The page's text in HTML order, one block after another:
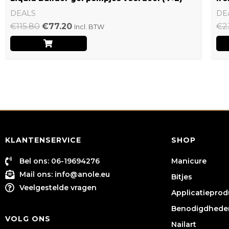
DEALS
€115.80 €77.20 Incl. BTW €
KLANTENSERVICE
Bel ons: 06-19694276
Mail ons: info@anole.eu
Veelgestelde vragen
VOLG ONS
SHOP
Manicure
Bitjes
Nailart